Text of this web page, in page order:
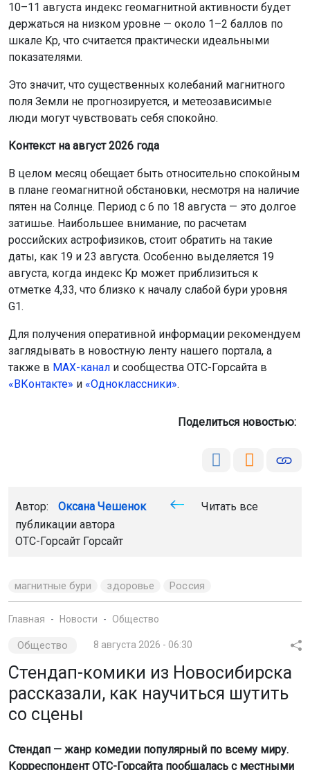
10–11 августа индекс геомагнитной активности будет
держаться на низком уровне — около 1–2 баллов по
шкале Kp, что считается практически идеальными
показателями.
Это значит, что существенных колебаний магнитного
поля Земли не прогнозируется, и метеозависимые
люди могут чувствовать себя спокойно.
Контекст на август 2026 года
В целом месяц обещает быть относительно спокойным
в плане геомагнитной обстановки, несмотря на наличие
пятен на Солнце. Период с 6 по 18 августа — это долгое
затишье. Наибольшее внимание, по расчетам
российских астрофизиков, стоит обратить на такие
даты, как 19 и 23 августа. Особенно выделяется 19
августа, когда индекс Kp может приблизиться к
отметке 4,33, что близко к началу слабой бури уровня
G1.
Для получения оперативной информации рекомендуем
заглядывать в новостную ленту нашего портала, а
также в МАХ-канал и сообщества ОТС-Горсайта в
«ВКонтакте» и «Одноклассники».
Поделиться новостью:
Автор: Оксана Чешенок
Читать все
публикации автора
ОТС-Горсайт Горсайт
магнитные бури здоровье Россия
Главная Новости Общество
Общество 8 августа 2026 - 06:30
Стендап-комики из Новосибирска
рассказали, как научиться шутить
со сцены
Стендап — жанр комедии популярный по всему миру.
Корреспондент ОТС-Горсайта пообщалась с местными